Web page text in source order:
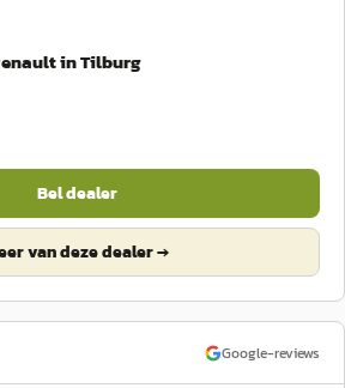
in Tilburg
Bel dealer
van deze dealer →
Google-reviews